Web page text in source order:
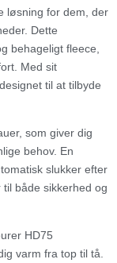
løsning for dem, der
Dette
behageligt fleece,
Med sit
til at tilbyde
som giver dig
behov. En
slukker efter
både sikkerhed og
HD75
varm fra top til tå.